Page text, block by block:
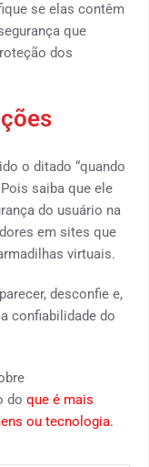
se elas contêm
que
dos
o ditado “quando
saiba que ele
do usuário na
em sites que
virtuais.
desconfie e,
confiabilidade do
do que é mais
ou tecnologia.